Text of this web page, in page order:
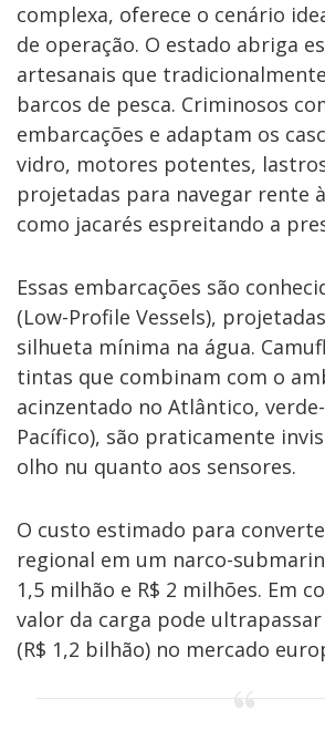
complexa, oferece o cenário
de operação. O estado abriga
artesanais que
barcos de pesca. Criminosos
embarcações e adaptam os
vidro, motores potentes,
projetadas para navegar rente
como jacarés espreitando a
Essas embarcações são
(Low-Profile Vessels),
silhueta mínima na água.
tintas que combinam com o
acinzentado no Atlântico,
Pacífico), são praticamente
olho nu quanto aos sensores.
O custo estimado para
regional em um narco-
1,5 milhão e R$ 2 milhões. Em
valor da carga pode
(R$ 1,2 bilhão) no mercado